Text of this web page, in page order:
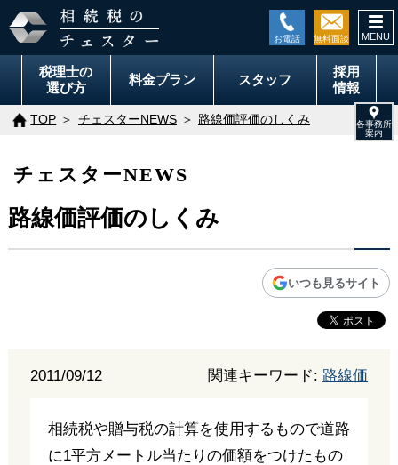
税理士の
選び方
料金プラン スタッフ
採用
情報
TOP チェスターNEWS 路線価評価のしくみ
チェスターNEWS
路線価評価のしくみ
いつも見るサイト
2011/09/12 関連キーワード: 路線価
相続税や贈与税の計算を使用するもので道路
に1平方メートル当たりの価額をつけたもの